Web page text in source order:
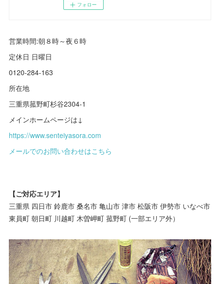
フォロー
営業時間:朝８時～夜６時
定休日 日曜日
0120-284-163
所在地
三重県菰野町杉谷2304-1
メインホームページは↓
https://www.senteiyasora.com
メールでのお問い合わせはこちら
【ご対応エリア】
三重県 四日市 鈴鹿市 桑名市 亀山市 津市 松阪市 伊勢市 いなべ市
東員町 朝日町 川越町 木曽岬町 菰野町 (一部エリア外）